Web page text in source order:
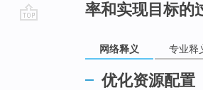
率和实现目标的
网络释义 专业释
优化资源配置